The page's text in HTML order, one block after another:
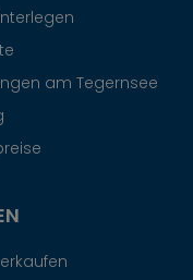
am Tegernsee